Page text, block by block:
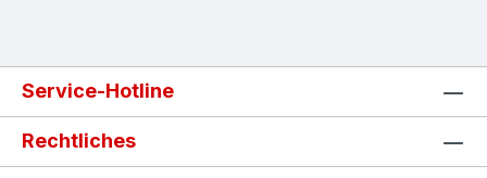
Service-Hotline
Rechtliches